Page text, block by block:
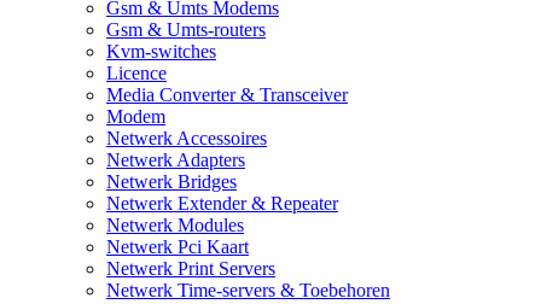
Gsm & Umts Modems
Gsm & Umts-routers
Kvm-switches
Licence
Media Converter & Transceiver
Modem
Netwerk Accessoires
Netwerk Adapters
Netwerk Bridges
Netwerk Extender & Repeater
Netwerk Modules
Netwerk Pci Kaart
Netwerk Print Servers
Netwerk Time-servers & Toebehoren